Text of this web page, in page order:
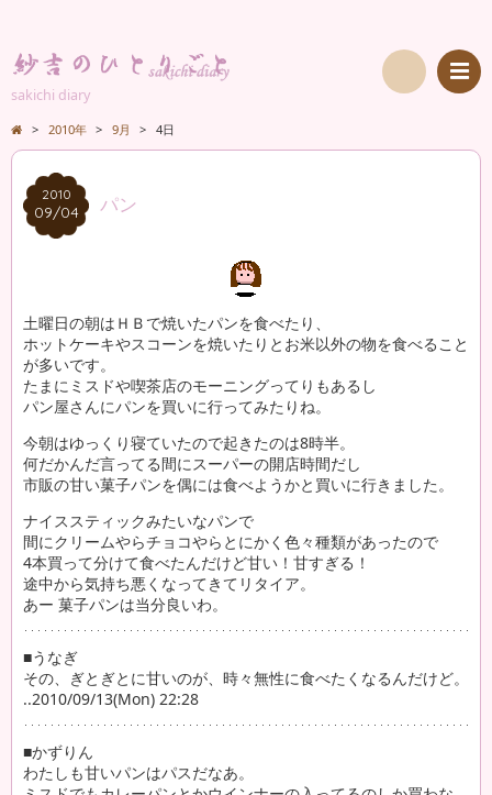
sakichi diary
索
> 2010年 > 9月 > 4日
2010
09/04
2010
09/04 パン
土曜日の朝はＨＢで焼いたパンを食べたり、
ホットケーキやスコーンを焼いたりとお米以外の物を食べること
が多いです。
たまにミスドや喫茶店のモーニングってりもあるし
パン屋さんにパンを買いに行ってみたりね。
今朝はゆっくり寝ていたので起きたのは8時半。
何だかんだ言ってる間にスーパーの開店時間だし
市販の甘い菓子パンを偶には食べようかと買いに行きました。
ナイススティックみたいなパンで
間にクリームやらチョコやらとにかく色々種類があったので
4本買って分けて食べたんだけど甘い！甘すぎる！
途中から気持ち悪くなってきてリタイア。
あー 菓子パンは当分良いわ。
■うなぎ
その、ぎとぎとに甘いのが、時々無性に食べたくなるんだけど。
..2010/09/13(Mon) 22:28
■かずりん
わたしも甘いパンはパスだなあ。